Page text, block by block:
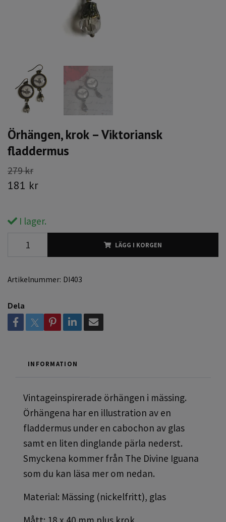
Örhängen, krok – Viktoriansk
fladdermus
279 kr
181 kr
I lager.
LÄGG I KORGEN
Artikelnummer: DI403
Dela
INFORMATION
Vintageinspirerade örhängen i mässing.
Örhängena har en illustration av en
fladdermus under en cabochon av glas
samt en liten dinglande pärla nederst.
Smyckena kommer från The Divine Iguana
som du kan läsa mer om nedan.
Material: Mässing (nickelfritt), glas